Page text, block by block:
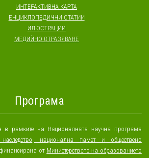
ИНТЕРАКТИВНА КАРТА
ЕНЦИКЛОПЕДИЧНИ СТАТИИ
ИЛЮСТРАЦИИ
МЕДИЙНО ОТРАЗЯВАНЕ
Програма
в рамките на Националната научна програма
наследство, национална памет и обществено
от Министерството на образованието